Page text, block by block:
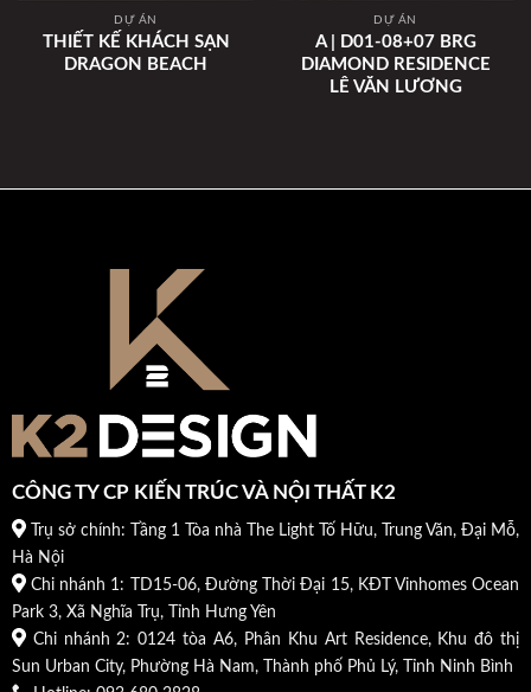
DỰ ÁN
THIẾT KẾ KHÁCH SẠN
DRAGON BEACH
DỰ ÁN
A | D01-08+07 BRG
DIAMOND RESIDENCE
LÊ VĂN LƯƠNG
CÔNG TY CP KIẾN TRÚC VÀ NỘI THẤT K2
Trụ sở chính: Tầng 1 Tòa nhà The Light Tố Hữu, Trung Văn, Đại Mỗ,
Hà Nội
Chi nhánh 1: TD15-06, Đường Thời Đại 15, KĐT Vinhomes Ocean
Park 3, Xã Nghĩa Trụ, Tỉnh Hưng Yên
Chi nhánh 2: 0124 tòa A6, Phân Khu Art Residence, Khu đô thị
Sun Urban City, Phường Hà Nam, Thành phố Phủ Lý, Tỉnh Ninh Bình